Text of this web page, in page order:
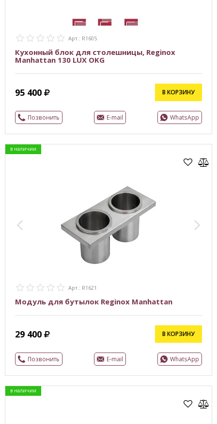
Арт.: R1605
Кухонный блок для столешницы, Reginox
Manhattan 130 LUX OKG
95 400 В КОРЗИНУ
Позвонить E-mail WhatsApp
в наличии
Арт.: R1621
Модуль для бутылок Reginox Manhattan
29 400 В КОРЗИНУ
Позвонить E-mail WhatsApp
в наличии